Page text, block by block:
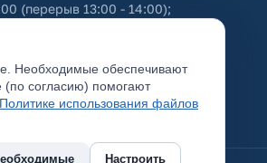
(перерыв 13:00 - 14:00);
персональных данных
Необходимые обеспечивают
(по согласию) помогают
Политике использования файлов
Настроить